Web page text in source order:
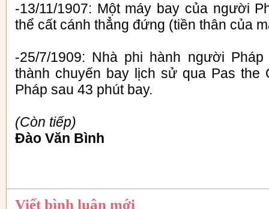
-13/11/1907: Một máy bay của người
thể cất cánh thẳng đứng (tiền thân của
-25/7/1909: Nhà phi hành người
thành chuyến bay lịch sử qua Pas the
Pháp sau 43 phút bay.
(Còn tiếp)
Đào Văn Bình
Viết bình luận mới